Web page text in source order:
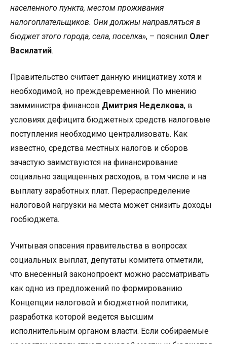
населенного пункта, местом проживания
налогоплательщиков. Они должны направляться в
бюджет этого города, села, поселка», – пояснил Олег
Василатий.
Правительство считает данную инициативу хотя и
необходимой, но преждевременной. По мнению
замминистра финансов Дмитрия Неделкова, в
условиях дефицита бюджетных средств налоговые
поступления необходимо централизовать. Как
известно, средства местных налогов и сборов
зачастую заимствуются на финансирование
социально защищенных расходов, в том числе и на
выплату заработных плат. Перераспределение
налоговой нагрузки на места может снизить доходы
госбюджета.
Учитывая опасения правительства в вопросах
социальных выплат, депутаты комитета отметили,
что внесенный законопроект можно рассматривать
как одно из предложений по формированию
Концепции налоговой и бюджетной политики,
разработка которой ведется высшим
исполнительным органом власти. Если собираемые